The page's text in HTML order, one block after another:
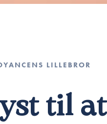
LILLEBROR
til at